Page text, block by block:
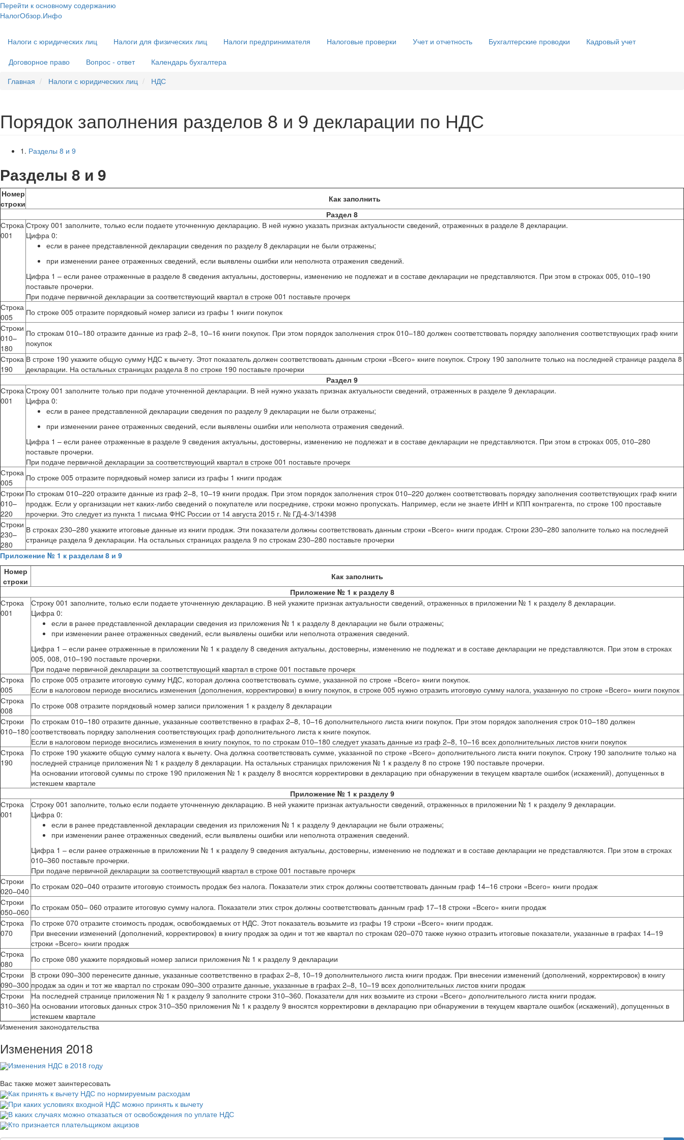
Перейти к основному содержанию
НалогОбзор.Инфо
навигация
Налоги с юридических лиц Налоги для физических лиц Налоги предпринимателя Налоговые проверки Учет и отчетность Бухгалтерские проводки
Кадровый учет
Договорное право
Вопрос - ответ
Календарь бухгалтера
Главная
Налоги с юридических лиц НДС
Порядок заполнения разделов 8 и 9 декларации по НДС
1. Разделы 8 и 9
Разделы 8 и 9
Номер
строки
Как заполнить
Раздел 8
Строка
001
Строку 001 заполните, только если подаете уточненную декларацию. В ней нужно указать признак актуальности сведений, отраженных в разделе 8 декларации.
Цифра 0:
если в ранее представленной декларации сведения по разделу 8 декларации не были отражены;
при изменении ранее отраженных сведений, если выявлены ошибки или неполнота отражения сведений.
Цифра 1 – если ранее отраженные в разделе 8 сведения актуальны, достоверны, изменению не подлежат и в составе декларации не представляются. При этом в строках 005, 010–190
поставьте прочерки.
При подаче первичной декларации за соответствующий квартал в строке 001 поставьте прочерк
Строка
005
По строке 005 отразите порядковый номер записи из графы 1 книги покупок
Строки
010–
180
По строкам 010–180 отразите данные из граф 2–8, 10–16 книги покупок. При этом порядок заполнения строк 010–180 должен соответствовать порядку заполнения соответствующих граф книги
покупок
Строка
190
В строке 190 укажите общую сумму НДС к вычету. Этот показатель должен соответствовать данным строки «Всего» книге покупок. Строку 190 заполните только на последней странице раздела 8
декларации. На остальных страницах раздела 8 по строке 190 поставьте прочерки
Раздел 9
Строка
001
Строку 001 заполните только при подаче уточненной декларации. В ней нужно указать признак актуальности сведений, отраженных в разделе 9 декларации.
Цифра 0:
если в ранее представленной декларации сведения по разделу 9 декларации не были отражены;
при изменении ранее отраженных сведений, если выявлены ошибки или неполнота отражения сведений.
Цифра 1 – если ранее отраженные в разделе 9 сведения актуальны, достоверны, изменению не подлежат и в составе декларации не представляются. При этом в строках 005, 010–280
поставьте прочерки.
При подаче первичной декларации за соответствующий квартал в строке 001 поставьте прочерк
Строка
005
По строке 005 отразите порядковый номер записи из графы 1 книги продаж
Строки
010–
220
По строкам 010–220 отразите данные из граф 2–8, 10–19 книги продаж. При этом порядок заполнения строк 010–220 должен соответствовать порядку заполнения соответствующих граф книги
продаж. Если у организации нет каких-либо сведений о покупателе или посреднике, строки можно пропускать. Например, если не знаете ИНН и КПП контрагента, по строке 100 проставьте
прочерки. Это следует из пункта 1 письма ФНС России от 14 августа 2015 г. № ГД-4-3/14398
Строки
230–
280
В строках 230–280 укажите итоговые данные из книги продаж. Эти показатели должны соответствовать данным строки «Всего» книги продаж. Строки 230–280 заполните только на последней
странице раздела 9 декларации. На остальных страницах раздела 9 по строкам 230–280 поставьте прочерки
Приложение № 1 к разделам 8 и 9
Номер
строки
Как заполнить
Приложение № 1 к разделу 8
Строка
001
Строку 001 заполните, только если подаете уточненную декларацию. В ней укажите признак актуальности сведений, отраженных в приложении № 1 к разделу 8 декларации.
Цифра 0:
если в ранее представленной декларации сведения из приложения № 1 к разделу 8 декларации не были отражены;
при изменении ранее отраженных сведений, если выявлены ошибки или неполнота отражения сведений.
Цифра 1 – если ранее отраженные в приложении № 1 к разделу 8 сведения актуальны, достоверны, изменению не подлежат и в составе декларации не представляются. При этом в строках
005, 008, 010–190 поставьте прочерки.
При подаче первичной декларации за соответствующий квартал в строке 001 поставьте прочерк
Строка
005
По строке 005 отразите итоговую сумму НДС, которая должна соответствовать сумме, указанной по строке «Всего» книги покупок.
Если в налоговом периоде вносились изменения (дополнения, корректировки) в книгу покупок, в строке 005 нужно отразить итоговую сумму налога, указанную по строке «Всего» книги покупок
Строка
008
По строке 008 отразите порядковый номер записи приложения 1 к разделу 8 декларации
Строки
010–180
По строкам 010–180 отразите данные, указанные соответственно в графах 2–8, 10–16 дополнительного листа книги покупок. При этом порядок заполнения строк 010–180 должен
соответствовать порядку заполнения соответствующих граф дополнительного листа к книге покупок.
Если в налоговом периоде вносились изменения в книгу покупок, то по строкам 010–180 следует указать данные из граф 2–8, 10–16 всех дополнительных листов книги покупок
Строка
190
По строке 190 укажите общую сумму налога к вычету. Она должна соответствовать сумме, указанной по строке «Всего» дополнительного листа книги покупок. Строку 190 заполните только на
последней странице приложения № 1 к разделу 8 декларации. На остальных страницах приложения № 1 к разделу 8 по строке 190 поставьте прочерки.
На основании итоговой суммы по строке 190 приложения № 1 к разделу 8 вносятся корректировки в декларацию при обнаружении в текущем квартале ошибок (искажений), допущенных в
истекшем квартале
Приложение № 1 к разделу 9
Строка
001
Строку 001 заполните, только если подаете уточненную декларацию. В ней укажите признак актуальности сведений, отраженных в приложении № 1 к разделу 9 декларации.
Цифра 0:
если в ранее представленной декларации сведения из приложения № 1 к разделу 9 декларации не были отражены;
при изменении ранее отраженных сведений, если выявлены ошибки или неполнота отражения сведений.
Цифра 1 – если ранее отраженные в приложении № 1 к разделу 9 сведения актуальны, достоверны, изменению не подлежат и в составе декларации не представляются. При этом в строках
010–360 поставьте прочерки.
При подаче первичной декларации за соответствующий квартал в строке 001 поставьте прочерк
Строки
020–040 По строкам 020–040 отразите итоговую стоимость продаж без налога. Показатели этих строк должны соответствовать данным граф 14–16 строки «Всего» книги продаж
Строки
050–060 По строкам 050– 060 отразите итоговую сумму налога. Показатели этих строк должны соответствовать данным граф 17–18 строки «Всего» книги продаж
Строка
070
По строке 070 отразите стоимость продаж, освобождаемых от НДС. Этот показатель возьмите из графы 19 строки «Всего» книги продаж.
При внесении изменений (дополнений, корректировок) в книгу продаж за один и тот же квартал по строкам 020–070 также нужно отразить итоговые показатели, указанные в графах 14–19
строки «Всего» книги продаж
Строка
080
По строке 080 укажите порядковый номер записи приложения № 1 к разделу 9 декларации
Строки
090–300
В строки 090–300 перенесите данные, указанные соответственно в графах 2–8, 10–19 дополнительного листа книги продаж. При внесении изменений (дополнений, корректировок) в книгу
продаж за один и тот же квартал по строкам 090–300 отразите данные, указанные в графах 2–8, 10–19 всех дополнительных листов книги продаж
Строки
310–360
На последней странице приложения № 1 к разделу 9 заполните строки 310–360. Показатели для них возьмите из строки «Всего» дополнительного листа книги продаж.
На основании итоговых данных строк 310–350 приложения № 1 к разделу 9 вносятся корректировки в декларацию при обнаружении в текущем квартале ошибок (искажений), допущенных в
истекшем квартале
Изменения законодательства
Изменения 2018
Изменения НДС в 2018 году
Вас также может заинтересовать
Как принять к вычету НДС по нормируемым расходам
При каких условиях входной НДС можно принять к вычету
В каких случаях можно отказаться от освобождения по уплате НДС
Кто признается плательщиком акцизов